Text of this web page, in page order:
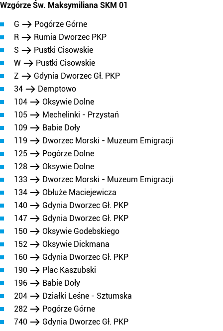
Wzgórze Św. Maksymiliana SKM 01
G
Pogórze Górne
R
Rumia Dworzec PKP
S
Pustki Cisowskie
W
Pustki Cisowskie
Z
Gdynia Dworzec Gł. PKP
34
Demptowo
104
Oksywie Dolne
105
Mechelinki - Przystań
109
Babie Doły
119
Dworzec Morski - Muzeum Emigracji
125
Pogórze Dolne
128
Oksywie Dolne
133
Dworzec Morski - Muzeum Emigracji
134
Obłuże Maciejewicza
140
Gdynia Dworzec Gł. PKP
147
Gdynia Dworzec Gł. PKP
150
Oksywie Godebskiego
152
Oksywie Dickmana
160
Gdynia Dworzec Gł. PKP
190
Plac Kaszubski
196
Babie Doły
204
Działki Leśne - Sztumska
282
Pogórze Górne
740
Gdynia Dworzec Gł. PKP